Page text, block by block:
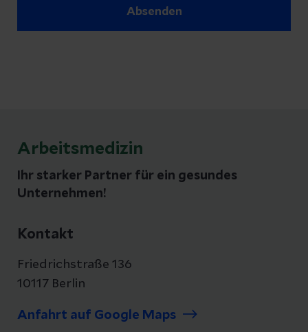
Absenden
Arbeitsmedizin
Ihr starker Partner für ein gesundes
Unternehmen!
Kontakt
Friedrichstraße 136
10117 Berlin
Anfahrt auf Google Maps